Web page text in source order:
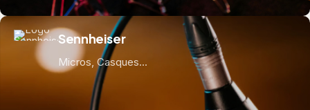
Sennheiser
Micros, Casques...